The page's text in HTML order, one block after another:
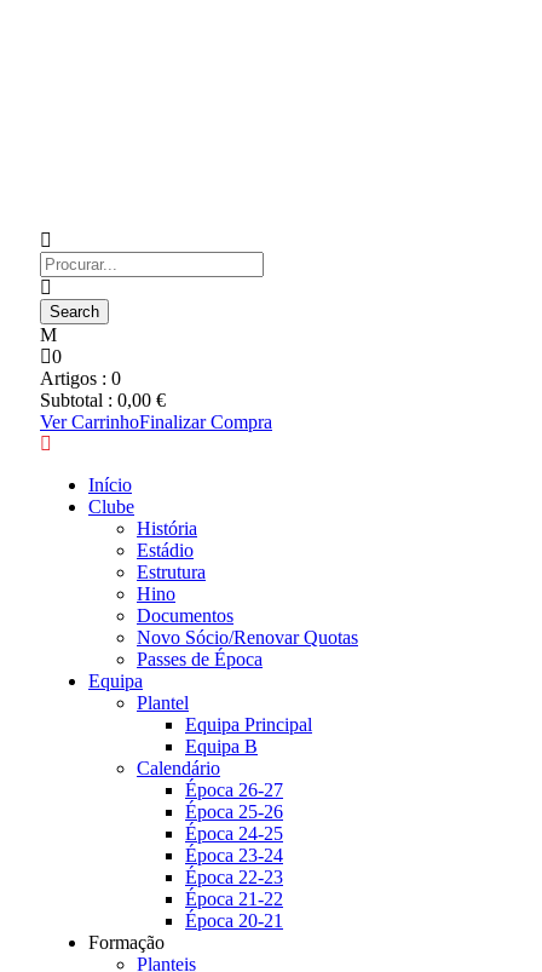
0
Artigos : 0
Subtotal : 0,00 €
Ver CarrinhoFinalizar Compra
Início
Clube
História
Estádio
Estrutura
Hino
Documentos
Novo Sócio/Renovar Quotas
Passes de Época
Equipa
Plantel
Equipa Principal
Equipa B
Calendário
Época 26-27
Época 25-26
Época 24-25
Época 23-24
Época 22-23
Época 21-22
Época 20-21
Formação
Planteis